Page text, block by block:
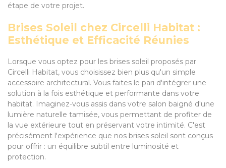
étape de votre projet.
Brises Soleil chez Circelli Habitat :
Esthétique et Efficacité Réunies
Lorsque vous optez pour les brises soleil proposés par
Circelli Habitat, vous choisissez bien plus qu'un simple
accessoire architectural. Vous faites le pari d'intégrer une
solution à la fois esthétique et performante dans votre
habitat. Imaginez-vous assis dans votre salon baigné d'une
lumière naturelle tamisée, vous permettant de profiter de
la vue extérieure tout en préservant votre intimité. C'est
précisément l'expérience que nos brises soleil sont conçus
pour offrir : un équilibre subtil entre luminosité et
protection.